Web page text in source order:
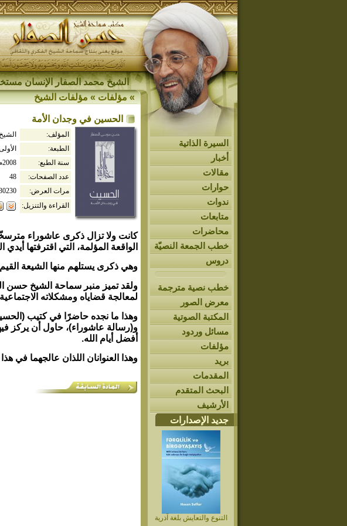
الشيخ محمد الصفار الإنسان
السيرة الذاتية
أخبار
مقالات
حوارات
ندوات
متابعات
محاضرات
خطب الجمعة النصيّة
دروس
خطب نصية مترجمة
معرض الصور
المكتبة الصوتية
مسائل وردود
مؤلفات
بريد
المقدمات
البحث المتقدم
الأرشيف
جديد الإصدارات
التنوع والتعايش بلغة آذرية
»مؤلفات»مؤلفات الشيخ
الحسين في وجدان الأمة
المؤلف:
الطبعة:
سنة الطبع:
2008م
عدد الصفحات:
48
مرات العرض:
القراءة والتنزيل:
كانت ولا تزال ذكرى عاشوراء
الواقعة المؤلمة، التي اقترفتها
وهي ذكرى يستلهم منها الشيعة القيم
ولقد تميز منبر سماحة الشيخ حسن
لمعالجة قضاياه ومشكلاته
وهذا ما نجده حاضرًا في كتيب
و(رسالة عاشوراء)، حاول أن يركز
أفضل أيام الله.
وهذا العنوانان اللذان عالجهما في